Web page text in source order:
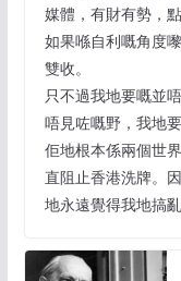
媒體，有財有勢，
如果喺自利嘅角度
雙收。
只不過我地要嘅並
唔見咗嘅野，我地
佢地根本係兩個世
直阻止香港洗牌。
地永遠覺得我地搞